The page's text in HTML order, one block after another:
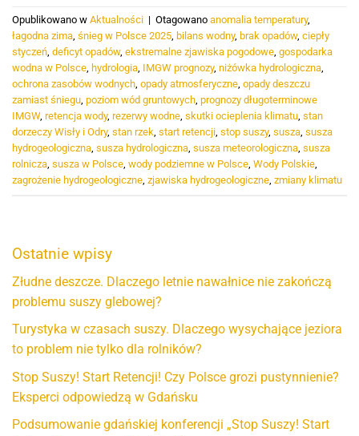
Opublikowano w Aktualności | Otagowano anomalia temperatury,
łagodna zima, śnieg w Polsce 2025, bilans wodny, brak opadów, ciepły
styczeń, deficyt opadów, ekstremalne zjawiska pogodowe, gospodarka
wodna w Polsce, hydrologia, IMGW prognozy, niżówka hydrologiczna,
ochrona zasobów wodnych, opady atmosferyczne, opady deszczu
zamiast śniegu, poziom wód gruntowych, prognozy długoterminowe
IMGW, retencja wody, rezerwy wodne, skutki ocieplenia klimatu, stan
dorzeczy Wisły i Odry, stan rzek, start retencji, stop suszy, susza, susza
hydrogeologiczna, susza hydrologiczna, susza meteorologiczna, susza
rolnicza, susza w Polsce, wody podziemne w Polsce, Wody Polskie,
zagrożenie hydrogeologiczne, zjawiska hydrogeologiczne, zmiany klimatu
Ostatnie wpisy
Złudne deszcze. Dlaczego letnie nawałnice nie zakończą
problemu suszy glebowej?
Turystyka w czasach suszy. Dlaczego wysychające jeziora
to problem nie tylko dla rolników?
Stop Suszy! Start Retencji! Czy Polsce grozi pustynnienie?
Eksperci odpowiedzą w Gdańsku
Podsumowanie gdańskiej konferencji „Stop Suszy! Start